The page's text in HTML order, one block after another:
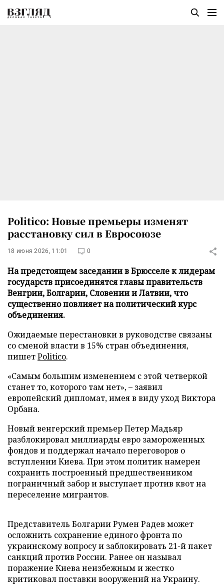
Politico: Новые премьеры изменят
расстановку сил в Евросоюзе
18 июня 2026, 11:01 0
На предстоящем заседании в Брюсселе к лидерам
государств присоединятся главы правительств
Венгрии, Болгарии, Словении и Латвии, что
существенно повлияет на политический курс
объединения.
Ожидаемые перестановки в руководстве связаны
со сменой власти в 15% стран объединения,
пишетPolitico.
«Самым большим изменением с этой четверкой
станет то, которого там нет», – заявил
европейский дипломат, имея в виду уход Виктора
Орбана.
Новый венгерский премьер Петер Мадьяр
разблокировал миллиарды евро замороженных
фондов и поддержал начало переговоров о
вступлении Киева. При этом политик намерен
сохранить построенный предшественником
пограничный забор и выступает против квот на
переселение мигрантов.
Представитель Болгарии Румен Радев может
осложнить сохранение единого фронта по
украинскому вопросу и заблокировать 21-й пакет
санкций против России. Ранее он называл
поражение Киева неизбежным и жестко
критиковал поставки вооружений на Украину.